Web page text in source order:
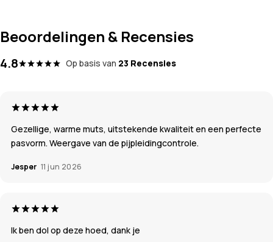
Beoordelingen & Recensies
4.8 Op basis van 23 Recensies
Gezellige, warme muts, uitstekende kwaliteit en een perfecte
pasvorm. Weergave van de pijpleidingcontrole.
Jesper 11 jun 2026
Ik ben dol op deze hoed, dank je